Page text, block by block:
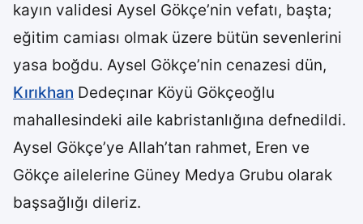
kayın validesi Aysel Gökçe’nin vefatı, başta;
eğitim camiası olmak üzere bütün sevenlerini
yasa boğdu. Aysel Gökçe’nin cenazesi dün,
Kırıkhan Dedeçınar Köyü Gökçeoğlu
mahallesindeki aile kabristanlığına defnedildi.
Aysel Gökçe’ye Allah’tan rahmet, Eren ve
Gökçe ailelerine Güney Medya Grubu olarak
başsağlığı dileriz.